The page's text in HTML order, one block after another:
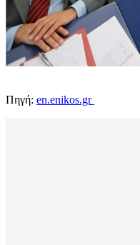
Πηγή: en.enikos.gr